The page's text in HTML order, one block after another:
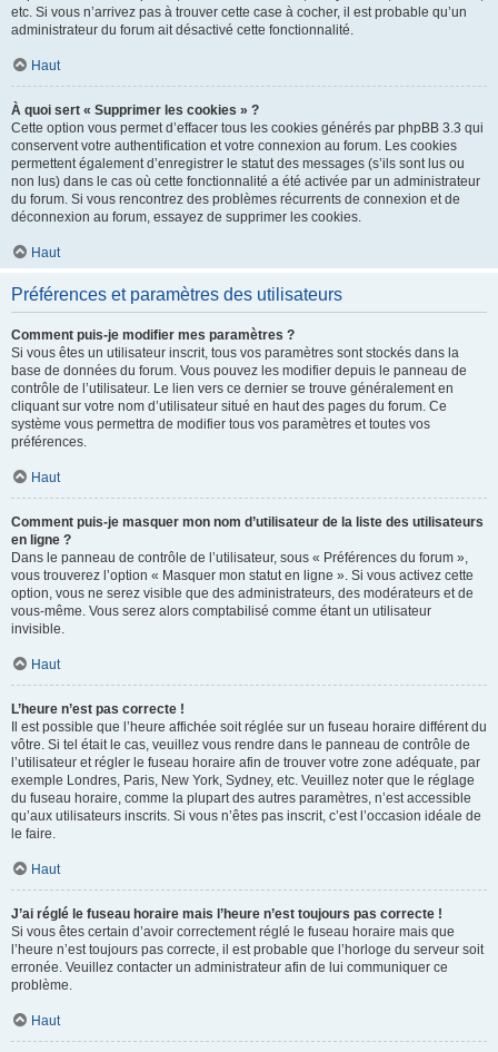
etc. Si vous n’arrivez pas à trouver cette case à cocher, il est probable qu’un
administrateur du forum ait désactivé cette fonctionnalité.
Haut
À quoi sert « Supprimer les cookies » ?
Cette option vous permet d’effacer tous les cookies générés par phpBB 3.3 qui
conservent votre authentification et votre connexion au forum. Les cookies
permettent également d’enregistrer le statut des messages (s’ils sont lus ou
non lus) dans le cas où cette fonctionnalité a été activée par un administrateur
du forum. Si vous rencontrez des problèmes récurrents de connexion et de
déconnexion au forum, essayez de supprimer les cookies.
Haut
Préférences et paramètres des utilisateurs
Comment puis-je modifier mes paramètres ?
Si vous êtes un utilisateur inscrit, tous vos paramètres sont stockés dans la
base de données du forum. Vous pouvez les modifier depuis le panneau de
contrôle de l’utilisateur. Le lien vers ce dernier se trouve généralement en
cliquant sur votre nom d’utilisateur situé en haut des pages du forum. Ce
système vous permettra de modifier tous vos paramètres et toutes vos
préférences.
Haut
Comment puis-je masquer mon nom d’utilisateur de la liste des utilisateurs
en ligne ?
Dans le panneau de contrôle de l’utilisateur, sous « Préférences du forum »,
vous trouverez l’option « Masquer mon statut en ligne ». Si vous activez cette
option, vous ne serez visible que des administrateurs, des modérateurs et de
vous-même. Vous serez alors comptabilisé comme étant un utilisateur
invisible.
Haut
L’heure n’est pas correcte !
Il est possible que l’heure affichée soit réglée sur un fuseau horaire différent du
vôtre. Si tel était le cas, veuillez vous rendre dans le panneau de contrôle de
l’utilisateur et régler le fuseau horaire afin de trouver votre zone adéquate, par
exemple Londres, Paris, New York, Sydney, etc. Veuillez noter que le réglage
du fuseau horaire, comme la plupart des autres paramètres, n’est accessible
qu’aux utilisateurs inscrits. Si vous n’êtes pas inscrit, c’est l’occasion idéale de
le faire.
Haut
J’ai réglé le fuseau horaire mais l’heure n’est toujours pas correcte !
Si vous êtes certain d’avoir correctement réglé le fuseau horaire mais que
l’heure n’est toujours pas correcte, il est probable que l’horloge du serveur soit
erronée. Veuillez contacter un administrateur afin de lui communiquer ce
problème.
Haut